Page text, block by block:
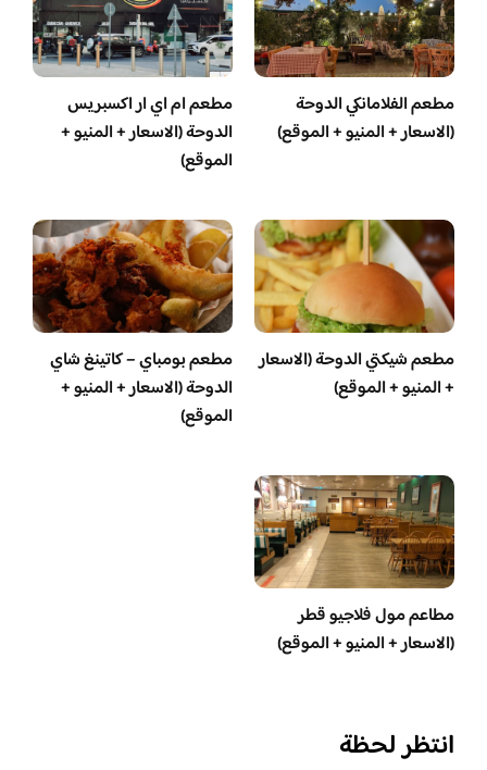
مطعم الفلامانكي الدوحة
(الاسعار + المنيو + الموقع)
مطعم ام اي ار اكسبريس
الدوحة (الاسعار + المنيو +
الموقع)
مطعم شيكتي الدوحة (الاسعار
+ المنيو + الموقع)
مطعم بومباي – كاتينغ شاي
الدوحة (الاسعار + المنيو +
الموقع)
مطاعم مول فلاجيو قطر
(الاسعار + المنيو + الموقع)
انتظر لحظة